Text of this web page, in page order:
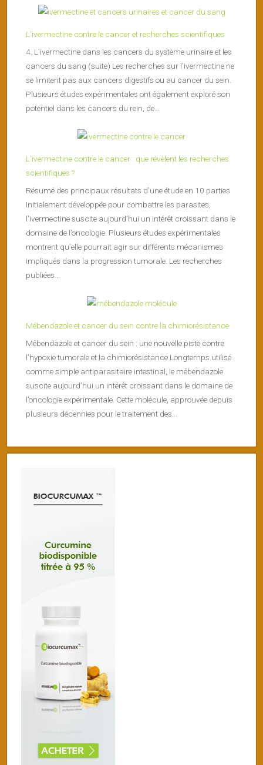
L’ivermectine contre le cancer et recherches scientifiques
4. L’ivermectine dans les cancers du système urinaire et les
cancers du sang (suite) Les recherches sur l’ivermectine ne
se limitent pas aux cancers digestifs ou au cancer du sein.
Plusieurs études expérimentales ont également exploré son
potentiel dans les cancers du rein, de...
L’ivermectine contre le cancer : que révèlent les recherches
scientifiques ?
Résumé des principaux résultats d’une étude en 10 parties
Initialement développée pour combattre les parasites,
l’ivermectine suscite aujourd’hui un intérêt croissant dans le
domaine de l’oncologie. Plusieurs études expérimentales
montrent qu’elle pourrait agir sur différents mécanismes
impliqués dans la progression tumorale. Les recherches
publiées...
Mébendazole et cancer du sein contre la chimiorésistance
Mébendazole et cancer du sein : une nouvelle piste contre
l’hypoxie tumorale et la chimiorésistance Longtemps utilisé
comme simple antiparasitaire intestinal, le mébendazole
suscite aujourd’hui un intérêt croissant dans le domaine de
l’oncologie expérimentale. Cette molécule, approuvée depuis
plusieurs décennies pour le traitement des...